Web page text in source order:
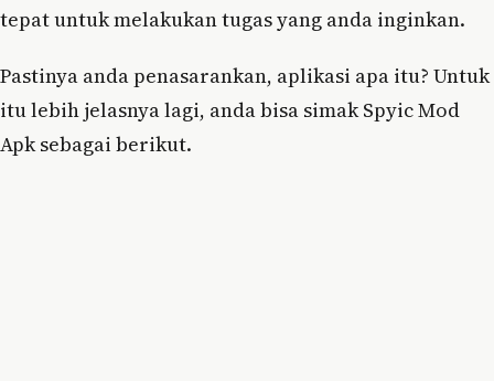
tepat untuk melakukan tugas yang anda inginkan.
Pastinya anda penasarankan, aplikasi apa itu? Untuk
itu lebih jelasnya lagi, anda bisa simak Spyic Mod
Apk sebagai berikut.